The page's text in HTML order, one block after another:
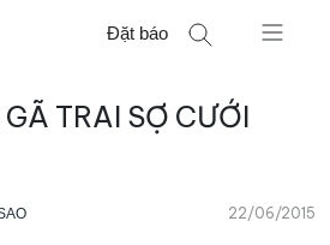
Đặt báo
TRAI SỢ CƯỚI
22/06/2015